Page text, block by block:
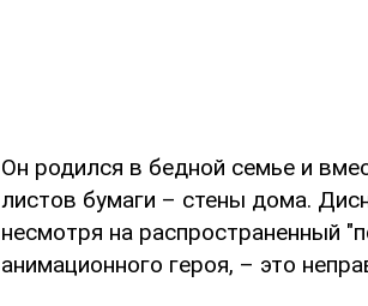
Он родился в бедной семье и
листов бумаги – стены дома.
несмотря на распространенный
анимационного героя, – это